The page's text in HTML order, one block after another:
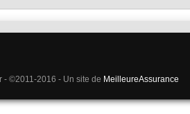
- ©2011-2016 - Un site de MeilleureAssurance